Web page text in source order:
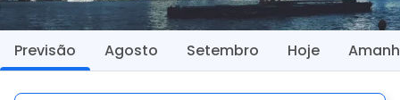
Previsão Agosto Setembro Hoje